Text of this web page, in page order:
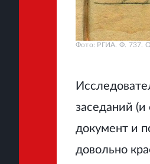
Фото: РГИА. Ф. 737.
заседаний
документ и
довольно